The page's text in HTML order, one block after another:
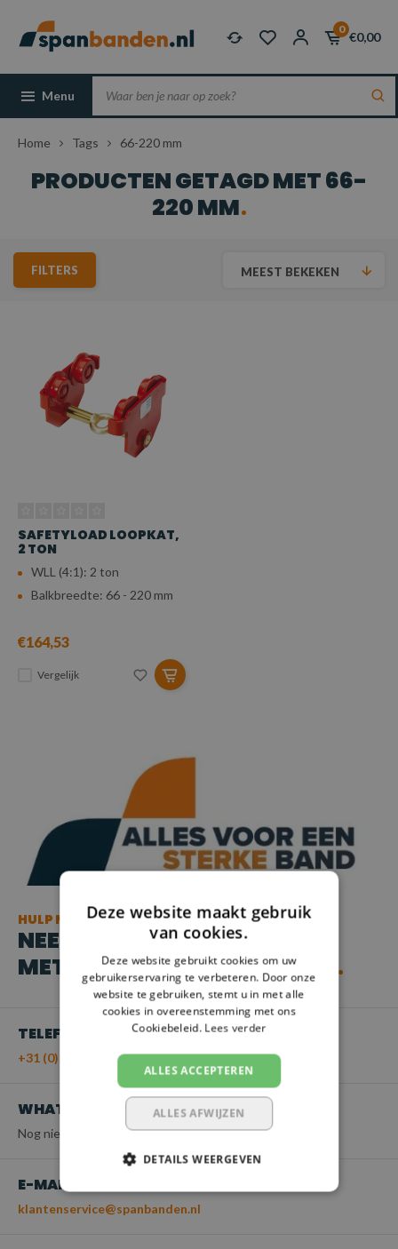
0
€0,00
Menu
Home Tags 66-220 mm
PRODUCTEN GETAGD MET 66-
220 MM
FILTERS MEEST BEKEKEN
SAFETYLOAD LOOPKAT,
2 TON
WLL (4:1): 2 ton
Balkbreedte: 66 - 220 mm
€164,53
Vergelijk
HULP NODIG?
NEEM CONTACT OP
MET ONZE KLANTENSERVICE
TELEFOON
+31 (0)55 - 203 21 43
WHATSAPP
Nog niet beschikbaar
E-MAIL
klantenservice@spanbanden.nl
Deze website maakt gebruik
van cookies.
Deze website gebruikt cookies om uw
gebruikerservaring te verbeteren. Door onze
website te gebruiken, stemt u in met alle
cookies in overeenstemming met ons
Cookiebeleid. Lees verder
ALLES ACCEPTEREN
ALLES AFWIJZEN
DETAILS WEERGEVEN